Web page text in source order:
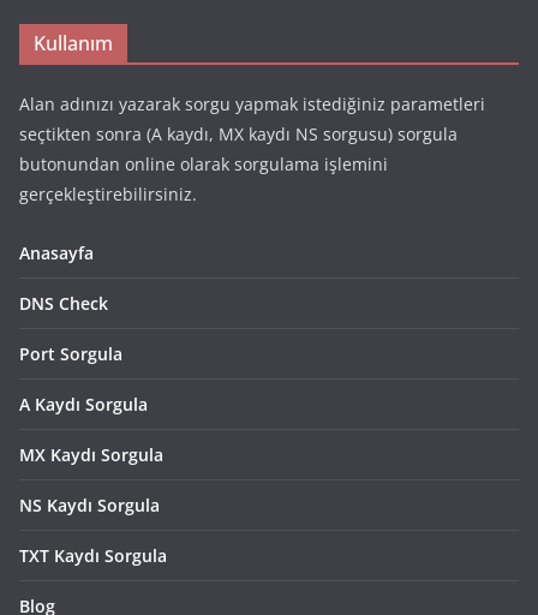
Kullanım
Alan adınızı yazarak sorgu yapmak istediğiniz parametleri
seçtikten sonra (A kaydı, MX kaydı NS sorgusu) sorgula
butonundan online olarak sorgulama işlemini
gerçekleştirebilirsiniz.
Anasayfa
DNS Check
Port Sorgula
A Kaydı Sorgula
MX Kaydı Sorgula
NS Kaydı Sorgula
TXT Kaydı Sorgula
Blog